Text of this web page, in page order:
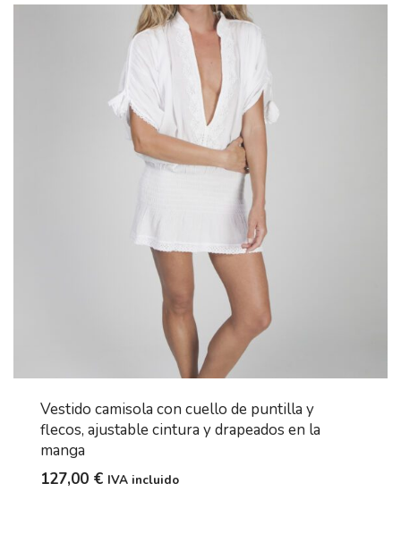
Vestido camisola con cuello de puntilla y
flecos, ajustable cintura y drapeados en la
manga
127,00 € IVA incluido